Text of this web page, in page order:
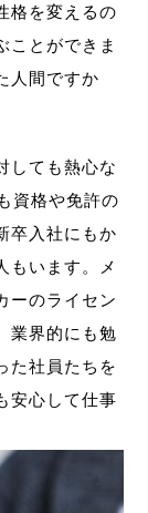
格を変えるの
ことができま
人間ですか
しても熱心な
資格や免許の
卒入社にもか
もいます。メ
ーのライセン
業界的にも勉
た社員たちを
安心して仕事